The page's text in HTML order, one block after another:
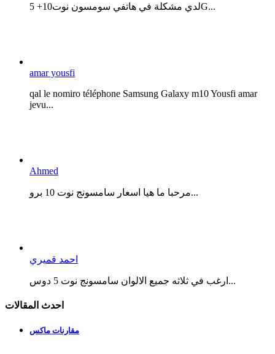
لدي مشكلة في هاتفي سومسون نوت10+ 5G...
amar yousfi
qal le nomiro téléphone Samsung Galaxy m10 Yousfi amar
jevu...
Ahmed
مرحبا ما هيا اسعار سامسونج نوت 10 برو...
احمد قميري
ارغب في ثلاثه جميع الالوان سامسونج نوت 5 دوس...
احدث المقالات
مقارنات ماكس